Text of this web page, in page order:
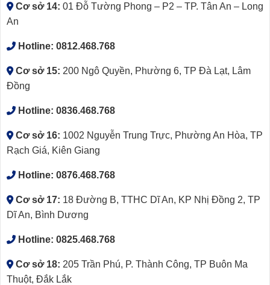
Cơ sở 14: 01 Đỗ Tường Phong – P2 – TP. Tân An – Long
An
Hotline: 0812.468.768
Cơ sở 15: 200 Ngô Quyền, Phường 6, TP Đà Lạt, Lâm
Đồng
Hotline: 0836.468.768
Cơ sở 16: 1002 Nguyễn Trung Trực, Phường An Hòa, TP
Rạch Giá, Kiên Giang
Hotline: 0876.468.768
Cơ sở 17: 18 Đường B, TTHC Dĩ An, KP Nhị Đồng 2, TP
Dĩ An, Bình Dương
Hotline: 0825.468.768
Cơ sở 18: 205 Trần Phú, P. Thành Công, TP Buôn Ma
Thuột, Đắk Lắk